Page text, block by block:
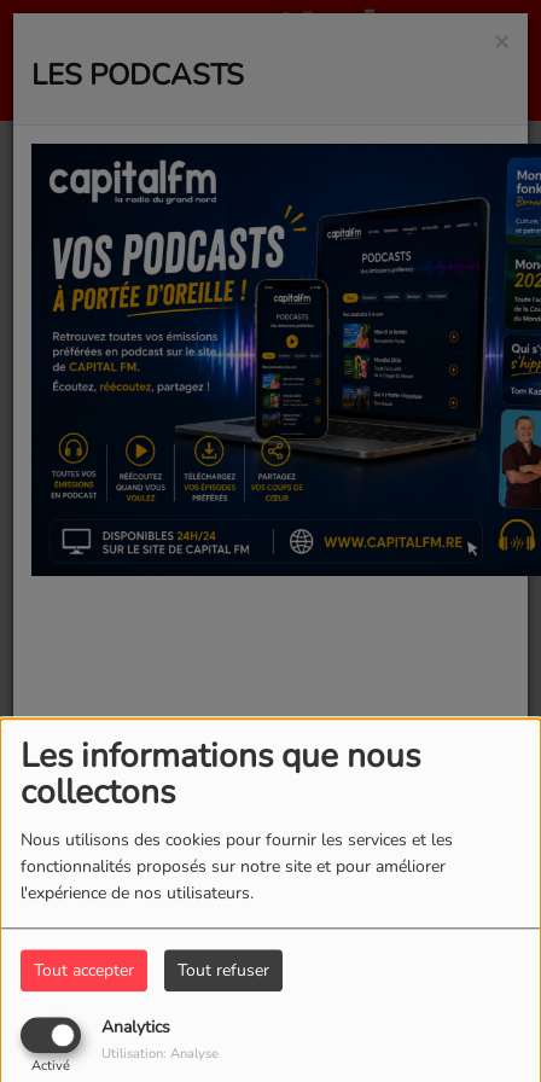
Les informations que nous
collectons
Nous utilisons des cookies pour fournir les services et les
fonctionnalités proposés sur notre site et pour améliorer
l'expérience de nos utilisateurs.
Tout accepter Tout refuser
Analytics
Activé
Utilisation: Analyse
SINNERS
Alors qu’ils cherchent à s’affranchir d’un lourd passé,
×
LES PODCASTS